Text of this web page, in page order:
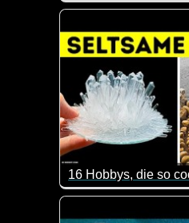
Nachdem die
Hast du schon mal